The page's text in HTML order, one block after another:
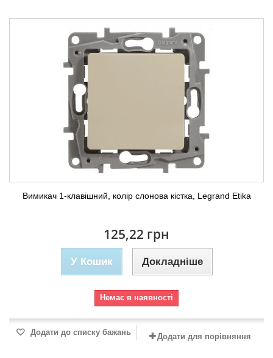
Вимикач 1-клавішний, колір слонова кістка, Legrand Etika
125,22 грн
У Кошик Докладніше
Немає в наявності
Додати до списку бажань Додати для порівняння